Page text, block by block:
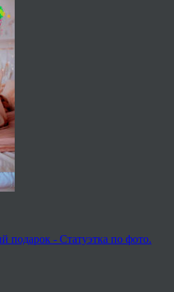
подарок - Статуэтка по фото.